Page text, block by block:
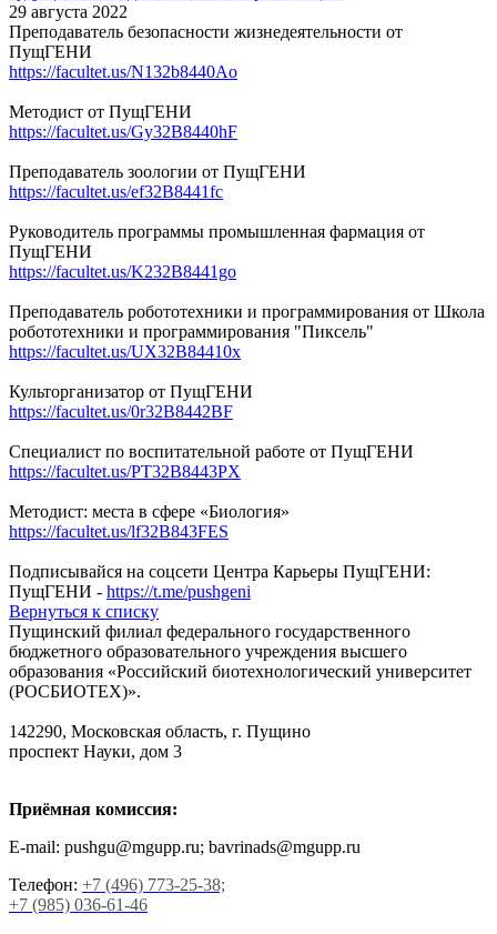
29 августа 2022
Преподаватель безопасности жизнедеятельности от
ПущГЕНИ
https://facultet.us/N132b8440Ao
Методист от ПущГЕНИ
https://facultet.us/Gy32B8440hF
Преподаватель зоологии от ПущГЕНИ
https://facultet.us/ef32B8441fc
Руководитель программы промышленная фармация от
ПущГЕНИ
https://facultet.us/K232B8441go
Преподаватель робототехники и программирования от Школа
робототехники и программирования "Пиксель"
https://facultet.us/UX32B84410x
Культорганизатор от ПущГЕНИ
https://facultet.us/0r32B8442BF
Специалист по воспитательной работе от ПущГЕНИ
https://facultet.us/PT32B8443PX
Методист: места в сфере «Биология»
https://facultet.us/lf32B843FES
Подписывайся на соцсети Центра Карьеры ПущГЕНИ:
ПущГЕНИ - https://t.me/pushgeni
Вернуться к списку
Пущинский филиал федерального государственного
бюджетного образовательного учреждения высшего
образования «Российский биотехнологический университет
(РОСБИОТЕХ)».
142290, Московская область, г. Пущино
проспект Науки, дом 3
Приёмная комиссия:
E-mail: pushgu@mgupp.ru; bavrinads@mgupp.ru
Телефон: +7 (496) 773-25-38;
+7 (985) 036-61-46